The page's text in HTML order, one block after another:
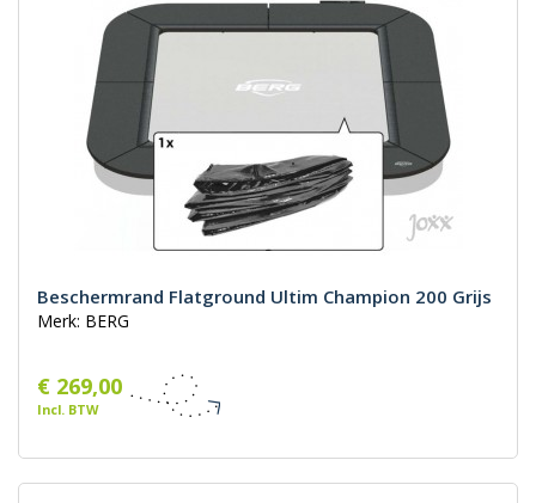
Beschermrand Flatground Ultim Champion 200 Grijs
Merk: BERG
€ 269,00
Incl. BTW